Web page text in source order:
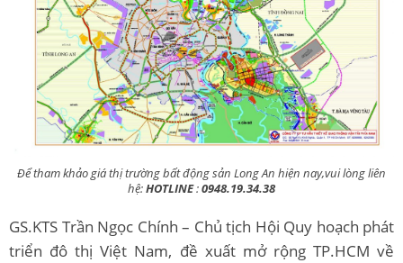
Để tham khảo giá thị trường bất động sản Long An hiện nay,vui lòng liên
hệ:HOTLINE:0948.19.34.38
GS.KTS Trần Ngọc Chính – Chủ tịch Hội Quy hoạch phát
triển đô thị Việt Nam, đề xuất mở rộng TP.HCM về